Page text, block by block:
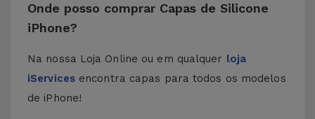
Onde posso comprar Capas de Silicone
iPhone?
Na nossa Loja Online ou em qualquer loja
iServicesencontra capas para todos os modelos
de iPhone!